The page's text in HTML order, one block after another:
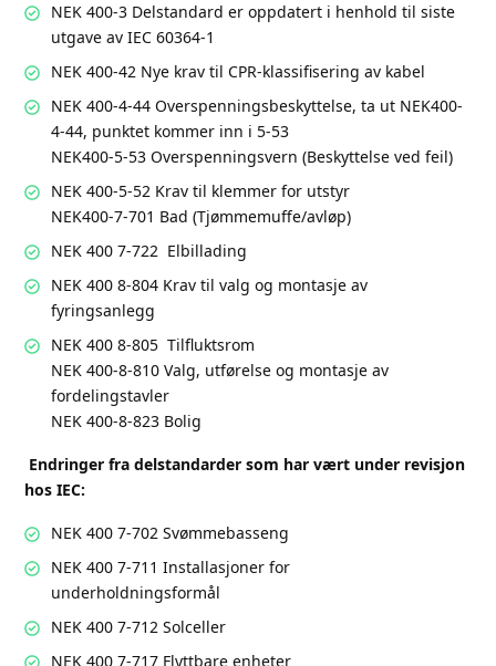
NEK 400-3 Delstandard er oppdatert i henhold til siste
utgave av IEC 60364-1
NEK 400-42 Nye krav til CPR-klassifisering av kabel
NEK 400-4-44 Overspenningsbeskyttelse, ta ut NEK400-
4-44, punktet kommer inn i 5-53
NEK400-5-53 Overspenningsvern (Beskyttelse ved feil)
NEK 400-5-52 Krav til klemmer for utstyr
NEK400-7-701 Bad (Tjømmemuffe/avløp)
NEK 400 7-722 Elbillading
NEK 400 8-804 Krav til valg og montasje av
fyringsanlegg
NEK 400 8-805 Tilfluktsrom
NEK 400-8-810 Valg, utførelse og montasje av
fordelingstavler
NEK 400-8-823 Bolig
Endringer fra delstandarder som har vært under revisjon
hos IEC:
NEK 400 7-702 Svømmebasseng
NEK 400 7-711 Installasjoner for
underholdningsformål
NEK 400 7-712 Solceller
NEK 400 7-717 Flyttbare enheter